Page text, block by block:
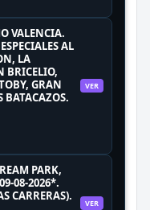
VALENCIA.
AL
LA
BRICELIO,
GRAN
BATACAZOS.
VER
PARK,
08-2026*.
CARRERAS).
VER